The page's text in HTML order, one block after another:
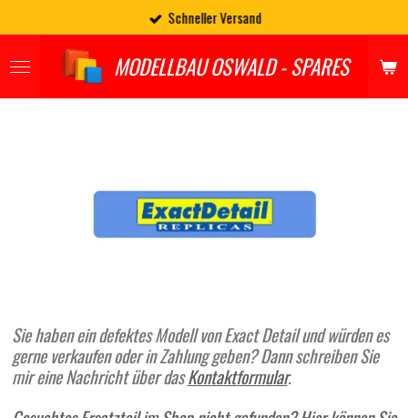
Hauptinhalt
springen
MODELLBAU OSWALD - SPARES
Schneller Versand
Sie haben ein defektes Modell von Exact Detail und würden es
gerne verkaufen oder in Zahlung geben? Dann schreiben Sie
mir eine Nachricht über dasKontaktformular.